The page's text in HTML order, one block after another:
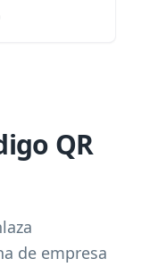
QR
de empresa